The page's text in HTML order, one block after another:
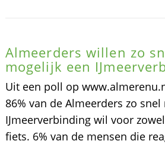
Almeerders willen zo
mogelijk een
Uit een poll op
86% van de Almeerders zo
IJmeerverbinding wil voor
fiets. 6% van de mensen die